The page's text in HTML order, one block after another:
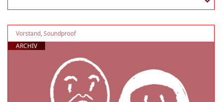
Vorstand,Soundproof
ARCHIV